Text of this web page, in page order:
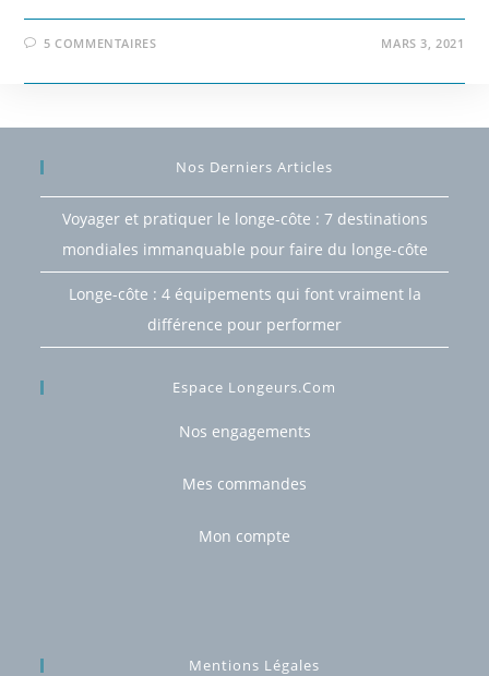
5 COMMENTAIRES MARS 3, 2021
Nos Derniers Articles
Voyager et pratiquer le longe-côte : 7 destinations
mondiales immanquable pour faire du longe-côte
Longe-côte : 4 équipements qui font vraiment la
différence pour performer
Espace Longeurs.com
Nos engagements
Mes commandes
Mon compte
Mentions Légales